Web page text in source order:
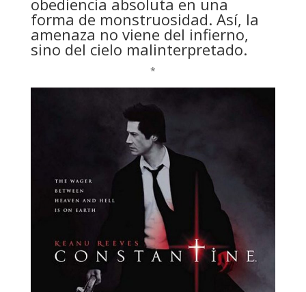
forma de monstruosidad. Así, la
amenaza no viene del infierno,
sino del cielo malinterpretado.
*